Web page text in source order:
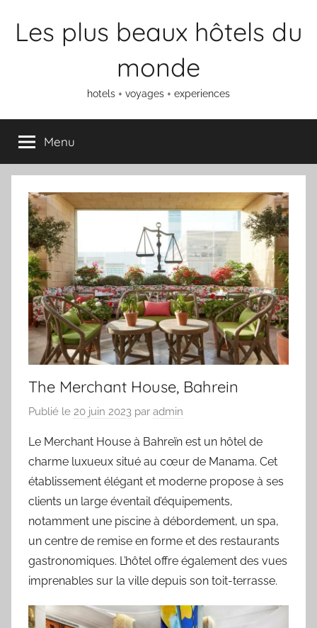
Les plus beaux hôtels du
monde
hotels + voyages + experiences
Menu
The Merchant House, Bahrein
Publié le 20 juin 2023 par admin
Le Merchant House à Bahreïn est un hôtel de
charme luxueux situé au cœur de Manama. Cet
établissement élégant et moderne propose à ses
clients un large éventail d’équipements,
notamment une piscine à débordement, un spa,
un centre de remise en forme et des restaurants
gastronomiques. L’hôtel offre également des vues
imprenables sur la ville depuis son toit-terrasse.